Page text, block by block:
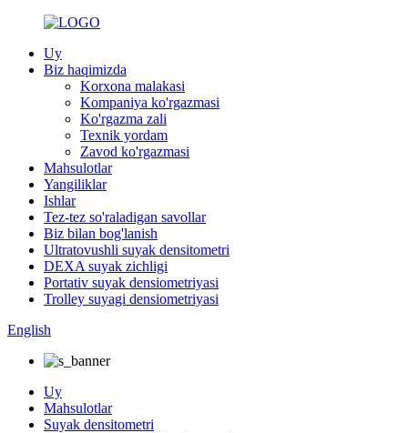
Uy
Biz haqimizda
Korxona malakasi
Kompaniya ko'rgazmasi
Ko'rgazma zali
Texnik yordam
Zavod ko'rgazmasi
Mahsulotlar
Yangiliklar
Ishlar
Tez-tez so'raladigan savollar
Biz bilan bog'lanish
Ultratovushli suyak densitometri
DEXA suyak zichligi
Portativ suyak densiometriyasi
Trolley suyagi densiometriyasi
English
Uy
Mahsulotlar
Suyak densitometri